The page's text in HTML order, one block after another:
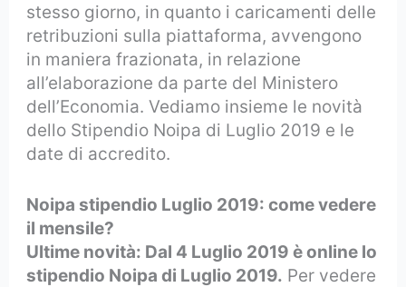
stesso giorno, in quanto i caricamenti delle
retribuzioni sulla piattaforma, avvengono
in maniera frazionata, in relazione
all’elaborazione da parte del Ministero
dell’Economia. Vediamo insieme le novità
dello Stipendio Noipa di Luglio 2019 e le
date di accredito.
Noipa stipendio Luglio 2019: come vedere
il mensile?
Ultime novità: Dal 4 Luglio 2019 è online lo
stipendio Noipa di Luglio 2019. Per vedere